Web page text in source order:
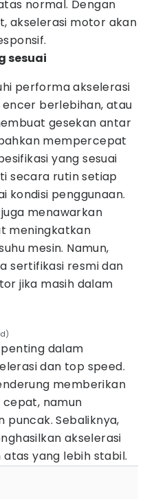
normal. Dengan
akselerasi motor akan
sesuai
performa akselerasi
berlebihan, atau
gesekan antar
mempercepat
yang sesuai
secara rutin setiap
kondisi penggunaan.
menawarkan
meningkatkan
mesin. Namun,
sertifikasi resmi dan
jika masih dalam
dalam
dan top speed.
memberikan
cepat, namun
Sebaliknya,
akselerasi
yang lebih stabil.